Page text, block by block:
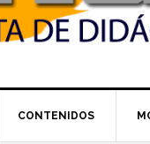
CONTENIDOS